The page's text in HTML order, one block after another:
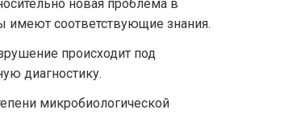
новая проблема в
имеют соответствующие знания.
происходит под
диагностику.
микробиологической